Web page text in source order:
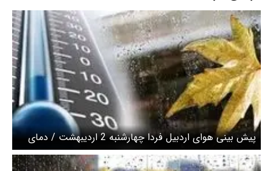
پیش بینی هوای اردبیل فردا چهارشنبه 2 اردیبهشت / دمای
هوا کاهشی می شود